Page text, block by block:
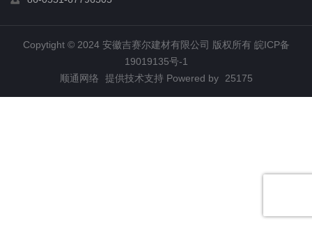
Copytight © 2024 安徽吉赛尔建材有限公司 版权所有 皖ICP备
19019135号-1
顺通网络
提供技术支持 Powered by 25175